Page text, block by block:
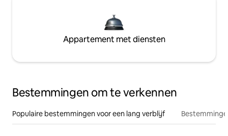
Appartement met diensten
Bestemmingen om te verkennen
Populaire bestemmingen voor een lang verblijf